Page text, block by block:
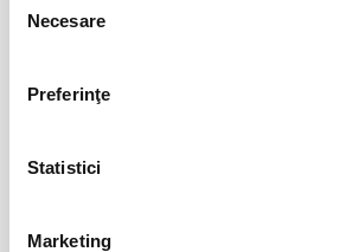
consimțământului
Necesare
Preferinţe
Statistici
Marketing